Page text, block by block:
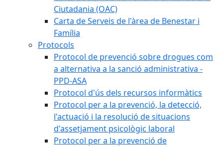
Ciutadania (OAC)
Carta de Serveis de l'àrea de Benestar i
Família
Protocols
Protocol de prevenció sobre drogues com
a alternativa a la sanció administrativa -
PPD-ASA
Protocol d'ús dels recursos informàtics
Protocol per a la prevenció, la detecció,
l'actuació i la resolució de situacions
d'assetjament psicològic laboral
Protocol per a la prevenció de